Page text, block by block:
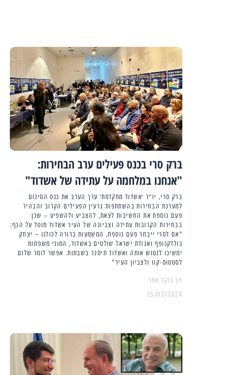
ברק סרי בכנס פעילים ערב הבחירות:
"אנחנו במלחמה על עתידה של אשדוד"
ברק סרי, יו״ר ׳אשדוד מתקדמת׳ ערך הערב את כנס הסיכום
למערכת הבחירות בהשתתפות גרעין הפעילים הקרוב והבהיר
פעם נוספת את החשיבות לצאת, להצביע ולהשפיע – שכן
בבחירות הקרובות עתידה וצביונה של העיר אשדוד מוטל על הכף:
"אם לסרי ייבחר פעם נוספת, המשמעות ברורה לכולנו – יצחק
גולדקנופף ואגודת ישראל שולטים באשדוד, המוני משפחות
ימשיכו לנטוש אותה ואשדוד תיסגר בשבתות. אפשר לומר שלום
לסטטוס-קוו ולצביון העיר"
25/02/2024